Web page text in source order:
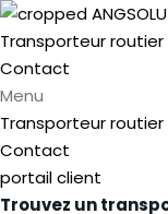
Transporteur routier
Contact
Menu
Transporteur routier
Contact
portail client
Trouvez un